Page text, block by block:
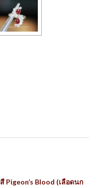
Pigeon’s Blood (เลือดนก